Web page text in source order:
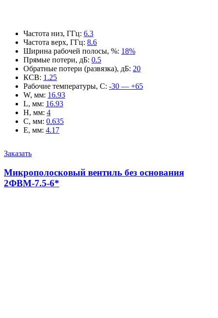
Частота низ, ГГц: 6.3
Частота верх, ГГц: 8.6
Ширина рабочей полосы, %: 18%
Прямые потери, дБ: 0.5
Обратные потери (развязка), дБ: 20
КСВ: 1.25
Рабочие температуры, С: -30 — +65
W, мм: 16.93
L, мм: 16.93
H, мм: 4
C, мм: 0.635
E, мм: 4.17
Заказать
Микрополосковый вентиль без основания
2ФВМ-7.5-6*